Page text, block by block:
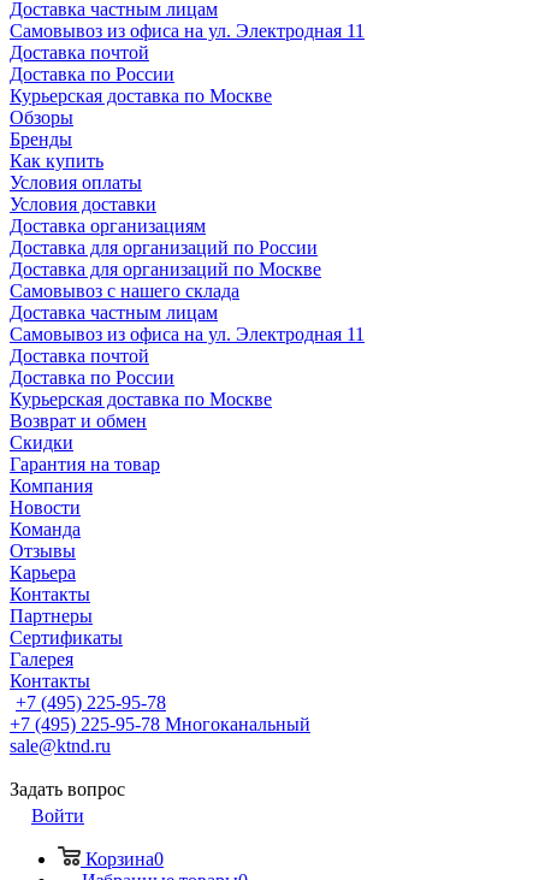
Доставка частным лицам
Самовывоз из офиса на ул. Электродная 11
Доставка почтой
Доставка по России
Курьерская доставка по Москве
Обзоры
Бренды
Как купить
Условия оплаты
Условия доставки
Доставка организациям
Доставка для организаций по России
Доставка для организаций по Москве
Самовывоз с нашего склада
Доставка частным лицам
Самовывоз из офиса на ул. Электродная 11
Доставка почтой
Доставка по России
Курьерская доставка по Москве
Возврат и обмен
Скидки
Гарантия на товар
Компания
Новости
Команда
Отзывы
Карьера
Контакты
Партнеры
Сертификаты
Галерея
Контакты
+7 (495) 225-95-78
+7 (495) 225-95-78 Многоканальный
sale@ktnd.ru
Задать вопрос
Войти
Корзина0